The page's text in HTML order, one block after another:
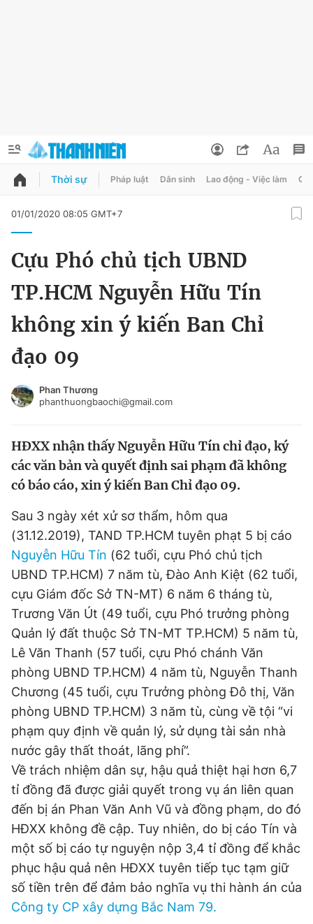
QUẢNG CÁO
Chuyên mục
Chào ngày mới
Tin thị trường
Sản phẩm khác
Bạn cần biết
Thông tin tòa soạn Liên hệ quảng cáo
Đọc Thanh Niên trên điện thoại
Theo dõi báo trên
Hotline
0906 645 777
Liên hệ quảng cáo
0908 780 404
Đặt báo Quảng cáo RSS Tòa soạn Chính sách bảo
Tổng biên tập: Nguyễn Ngọc Toàn
Phó tổng biên tập thường trực: Hải Thành
Phó tổng biên tập: Lâm Hiếu Dũng
Phó tổng biên tập: Trần Việt Hưng
Tổng thư ký tòa soạn: Đức Trung
Đổi mật khẩu
Tin đã lưu
Tin đã xem
Đăng xuất
Thời sự Pháp luật Dân sinh Lao động - Việc làm
01/01/2020 08:05 GMT+7
Cựu Phó chủ tịch UBND
TP.HCM Nguyễn Hữu Tín
không xin ý kiến Ban Chỉ
đạo 09
Phan Thương
phanthuongbaochi@gmail.com
HĐXX nhận thấy Nguyễn Hữu Tín chỉ đạo, ký
các văn bản và quyết định sai phạm đã không
có báo cáo, xin ý kiến Ban Chỉ đạo 09.
Sau 3 ngày xét xử sơ thẩm, hôm qua
(31.12.2019), TAND TP.HCM tuyên phạt 5 bị cáo
Nguyễn Hữu Tín (62 tuổi, cựu Phó chủ tịch
UBND TP.HCM) 7 năm tù, Đào Anh Kiệt (62 tuổi,
cựu Giám đốc Sở TN-MT) 6 năm 6 tháng tù,
Trương Văn Út (49 tuổi, cựu Phó trưởng phòng
Quản lý đất thuộc Sở TN-MT TP.HCM) 5 năm tù,
Lê Văn Thanh (57 tuổi, cựu Phó chánh Văn
phòng UBND TP.HCM) 4 năm tù, Nguyễn Thanh
Chương (45 tuổi, cựu Trưởng phòng Đô thị, Văn
phòng UBND TP.HCM) 3 năm tù, cùng về tội “vi
phạm quy định về quản lý, sử dụng tài sản nhà
nước gây thất thoát, lãng phí”.
Về trách nhiệm dân sự, hậu quả thiệt hại hơn 6,7
tỉ đồng đã được giải quyết trong vụ án liên quan
đến bị án Phan Văn Anh Vũ và đồng phạm, do đó
HĐXX không đề cập. Tuy nhiên, do bị cáo Tín và
một số bị cáo tự nguyện nộp 3,4 tỉ đồng để khắc
phục hậu quả nên HĐXX tuyên tiếp tục tạm giữ
số tiền trên để đảm bảo nghĩa vụ thi hành án của
Công ty CP xây dựng Bắc Nam 79.